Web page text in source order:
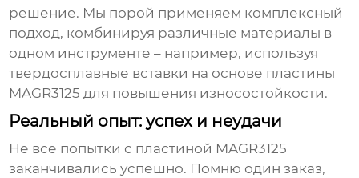
решение. Мы порой применяем комплексный
подход, комбинируя различные материалы в
одном инструменте – например, используя
твердосплавные вставки на основе пластины
MAGR3125 для повышения износостойкости.
Реальный опыт: успех и неудачи
Не все попытки с пластиной MAGR3125
заканчивались успешно. Помню один заказ,